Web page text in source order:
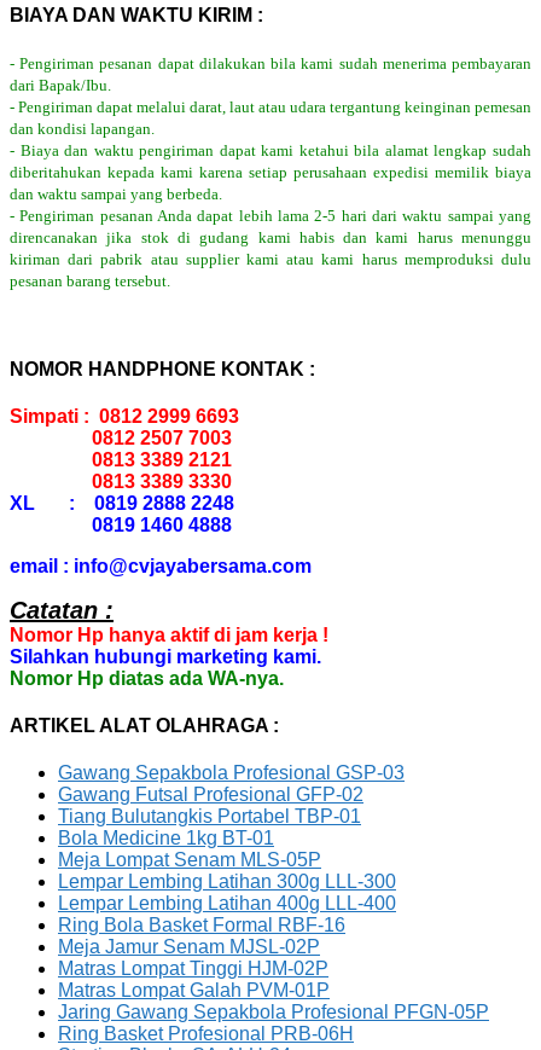
BIAYA DAN WAKTU KIRIM :
- Pengiriman pesanan dapat dilakukan bila kami sudah menerima pembayaran
dari Bapak/Ibu.
- Pengiriman dapat melalui darat, laut atau udara tergantung keinginan pemesan
dan kondisi lapangan.
- Biaya dan waktu pengiriman dapat kami ketahui bila alamat lengkap sudah
diberitahukan kepada kami karena setiap perusahaan expedisi memilik biaya
dan waktu sampai yang berbeda.
- Pengiriman pesanan Anda dapat lebih lama 2-5 hari dari waktu sampai yang
direncanakan jika stok di gudang kami habis dan kami harus menunggu
kiriman dari pabrik atau supplier kami atau kami harus memproduksi dulu
pesanan barang tersebut.
NOMOR HANDPHONE KONTAK :
Simpati : 0812 2999 6693
0812 2507 7003
0813 3389 2121
0813 3389 3330
XL : 0819 2888 2248
0819 1460 4888
email : info@cvjayabersama.com
Catatan :
Nomor Hp hanya aktif di jam kerja !
Silahkan hubungi marketing kami.
Nomor Hp diatas ada WA-nya.
ARTIKEL ALAT OLAHRAGA :
Gawang Sepakbola Profesional GSP-03
Gawang Futsal Profesional GFP-02
Tiang Bulutangkis Portabel TBP-01
Bola Medicine 1kg BT-01
Meja Lompat Senam MLS-05P
Lempar Lembing Latihan 300g LLL-300
Lempar Lembing Latihan 400g LLL-400
Ring Bola Basket Formal RBF-16
Meja Jamur Senam MJSL-02P
Matras Lompat Tinggi HJM-02P
Matras Lompat Galah PVM-01P
Jaring Gawang Sepakbola Profesional PFGN-05P
Ring Basket Profesional PRB-06H